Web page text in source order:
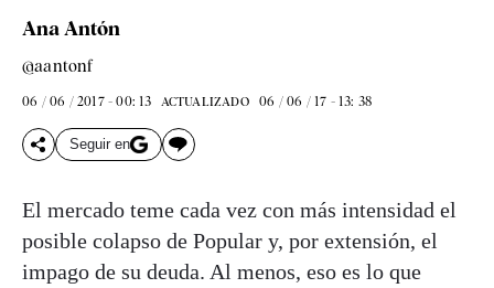
Ana Antón
@aantonf
06 / 06 / 2017 - 00: 13 ACTUALIZADO 06 / 06 / 17 - 13: 38
Seguir en
El mercado teme cada vez con más intensidad el
posible colapso de Popular y, por extensión, el
impago de su deuda. Al menos, eso es lo que